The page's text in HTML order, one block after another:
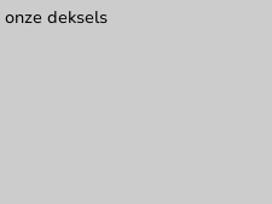
deksels